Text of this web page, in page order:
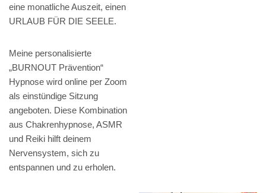
eine monatliche Auszeit, einen
URLAUB FÜR DIE SEELE.
Meine personalisierte
„BURNOUT Prävention“
Hypnose wird online per Zoom
als einstündige Sitzung
angeboten. Diese Kombination
aus Chakrenhypnose, ASMR
und Reiki hilft deinem
Nervensystem, sich zu
entspannen und zu erholen.